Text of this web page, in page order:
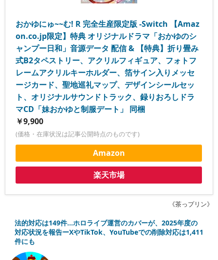
おかゆにゅ~~む! R 完全生産限定版 -Switch 【Amaz
on.co.jp限定】特典 オリジナルドラマ「おかゆのシ
ャンプー日和」音源データ 配信 & 【特典】折り畳み
式B2タペストリー、アクリルフィギュア、フォトフ
レームアクリルキーホルダー、箔サイン入りメッセ
ージカード、聖地巡礼マップ、デザインシールセッ
ト、オリジナルサウンドトラック、録りおろしドラ
マCD「妹おかゆと制服デート」 同梱
￥9,900
(価格・在庫状況は記事公開時点のものです)
Amazon
楽天市場
《茶っプリン》
法的対応は149件…ホロライブ運営のカバーが、2025年度の
対応状況を報告ーXやTikTok、YouTubeでの削除対応は1,411
件にも